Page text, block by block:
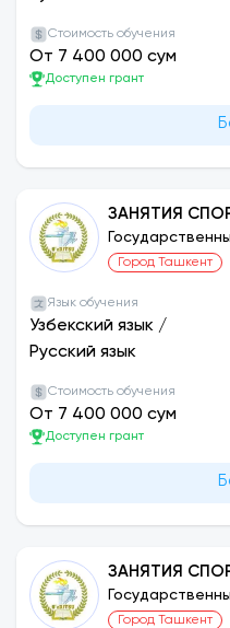
Стоимость обучения
От 7 400 000 сум
Доступен грант
ЗАНЯТИЯ
воспитания и
Город Ташкент
Язык обучения
Узбекский язык /
Русский язык
Стоимость обучения
От 7 400 000 сум
Доступен грант
ЗАНЯТИЯ
воспитания и
Город Ташкент